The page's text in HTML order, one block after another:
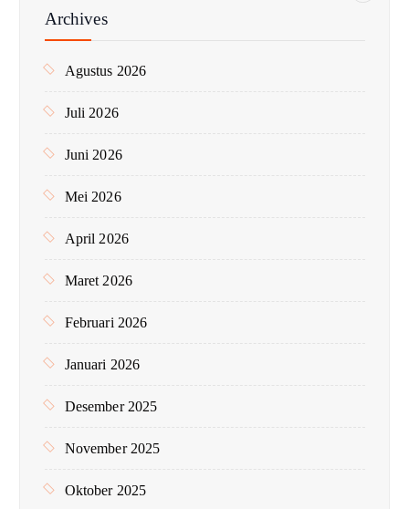
n
k
Archives
Agustus 2026
Juli 2026
Juni 2026
Mei 2026
April 2026
Maret 2026
Februari 2026
Januari 2026
Desember 2025
November 2025
Oktober 2025